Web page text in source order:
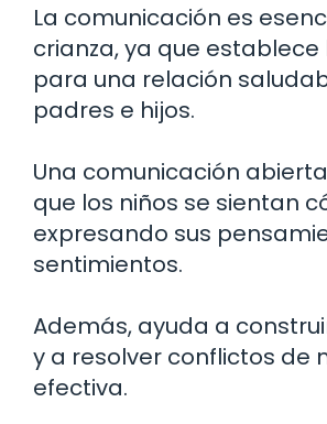
La comunicación es
crianza, ya que establece
para una relación
padres e hijos.
Una comunicación
que los niños se sientan
expresando sus
sentimientos.
Además, ayuda a
y a resolver conflictos de
efectiva.